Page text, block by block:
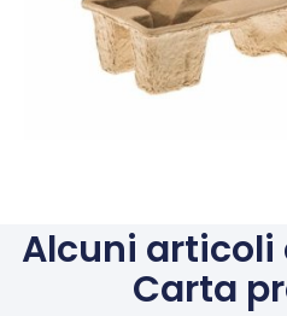
Alcuni articoli
Carta